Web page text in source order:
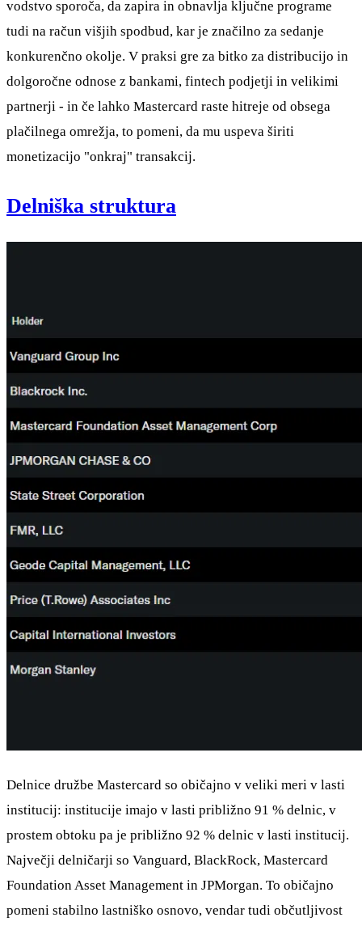
vodstvo sporoča, da zapira in obnavlja ključne programe
tudi na račun višjih spodbud, kar je značilno za sedanje
konkurenčno okolje. V praksi gre za bitko za distribucijo in
dolgoročne odnose z bankami, fintech podjetji in velikimi
partnerji - in če lahko Mastercard raste hitreje od obsega
plačilnega omrežja, to pomeni, da mu uspeva širiti
monetizacijo "onkraj" transakcij.
Delniška struktura
Delnice družbe Mastercard so običajno v veliki meri v lasti
institucij: institucije imajo v lasti približno 91 % delnic, v
prostem obtoku pa je približno 92 % delnic v lasti institucij.
Največji delničarji so Vanguard, BlackRock, Mastercard
Foundation Asset Management in JPMorgan. To običajno
pomeni stabilno lastniško osnovo, vendar tudi občutljivost